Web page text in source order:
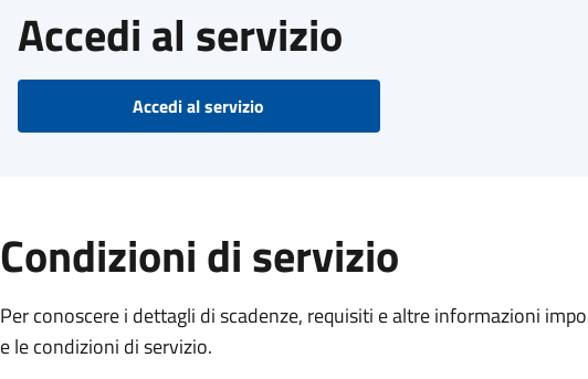
Accedi al servizio
Accedi al servizio
Condizioni di servizio
Per conoscere i dettagli di scadenze, requisiti e altre informazioni
e le condizioni di servizio.